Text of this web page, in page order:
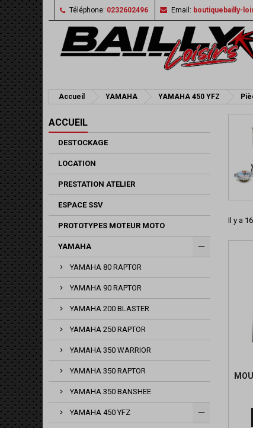
Téléphone: 0232602496 Email: boutiquebailly-
Accueil YAMAHA YAMAHA 450 YFZ
ACCUEIL
DESTOCKAGE
LOCATION
PRESTATION ATELIER
ESPACE SSV
PROTOTYPES MOTEUR MOTO
YAMAHA
YAMAHA 80 RAPTOR
YAMAHA 90 RAPTOR
YAMAHA 200 BLASTER
YAMAHA 250 RAPTOR
YAMAHA 350 WARRIOR
YAMAHA 350 RAPTOR
YAMAHA 350 BANSHEE
YAMAHA 450 YFZ
Il y a